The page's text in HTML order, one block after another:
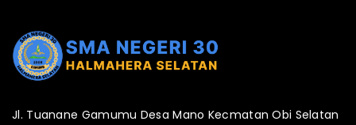
Jl. Tuanane Gamumu Desa Mano Kecmatan Obi Selatan